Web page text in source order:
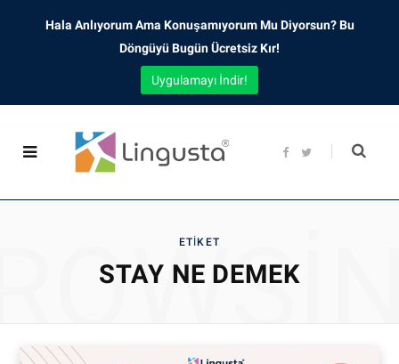
F
b
t
ETIKET
STAY NE DEMEK
Hala Anlıyorum Ama Konuşamıyorum Mu Diyorsun? Bu
Döngüyü Bugün Ücretsiz Kır!
Uygulamayı İndir!